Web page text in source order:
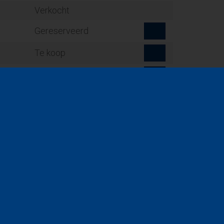
Verkocht
Gereserveerd
Te koop